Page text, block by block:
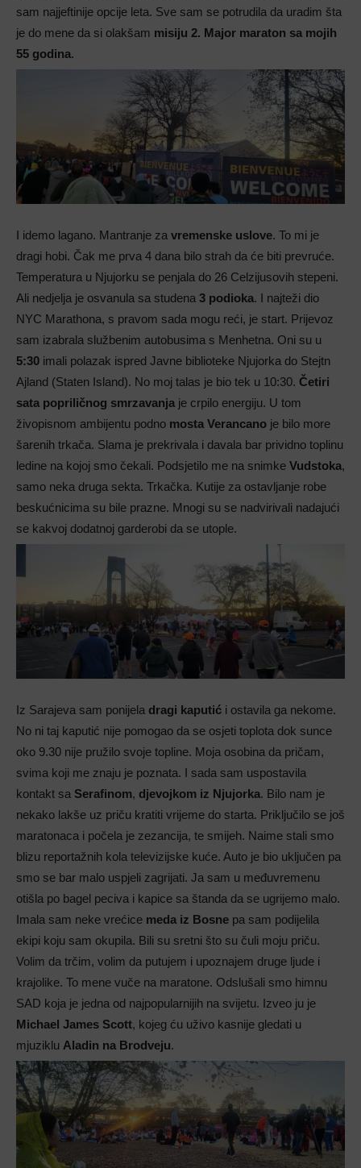
sam najjeftinije opcije leta. Sve sam se potrudila da uradim šta
je do mene da si olakšam misiju 2. Major maraton sa mojih
55 godina.
I idemo lagano. Mantranje za vremenske uslove. To mi je
dragi hobi. Čak me prva 4 dana bilo strah da će biti prevruće.
Temperatura u Njujorku se penjala do 26 Celzijusovih stepeni.
Ali nedjelja je osvanula sa studena 3 podioka. I najteži dio
NYC Marathona, s pravom sada mogu reći, je start. Prijevoz
sam izabrala službenim autobusima s Menhetna. Oni su u
5:30 imali polazak ispred Javne biblioteke Njujorka do Stejtn
Ajland (Staten Island). No moj talas je bio tek u 10:30. Četiri
sata popriličnog smrzavanja je crpilo energiju. U tom
živopisnom ambijentu podno mosta Verancano je bilo more
šarenih trkača. Slama je prekrivala i davala bar prividno toplinu
ledine na kojoj smo čekali. Podsjetilo me na snimke Vudstoka,
samo neka druga sekta. Trkačka. Kutije za ostavljanje robe
beskućnicima su bile prazne. Mnogi su se nadvirivali nadajući
se kakvoj dodatnoj garderobi da se utople.
Iz Sarajeva sam ponijela dragi kaputić i ostavila ga nekome.
No ni taj kaputić nije pomogao da se osjeti toplota dok sunce
oko 9.30 nije pružilo svoje topline. Moja osobina da pričam,
svima koji me znaju je poznata. I sada sam uspostavila
kontakt sa Serafinom, djevojkom iz Njujorka. Bilo nam je
nekako lakše uz priču kratiti vrijeme do starta. Priključilo se još
maratonaca i počela je zezancija, te smijeh. Naime stali smo
blizu reportažnih kola televizijske kuće. Auto je bio uključen pa
smo se bar malo uspjeli zagrijati. Ja sam u međuvremenu
otišla po bagel peciva i kapice sa štanda da se ugrijemo malo.
Imala sam neke vrećice meda iz Bosne pa sam podijelila
ekipi koju sam okupila. Bili su sretni što su čuli moju priču.
Volim da trčim, volim da putujem i upoznajem druge ljude i
krajolike. To mene vuče na maratone. Odslušali smo himnu
SAD koja je jedna od najpopularnijih na svijetu. Izveo ju je
Michael James Scott, kojeg ću uživo kasnije gledati u
mjuziklu Aladin na Brodveju.